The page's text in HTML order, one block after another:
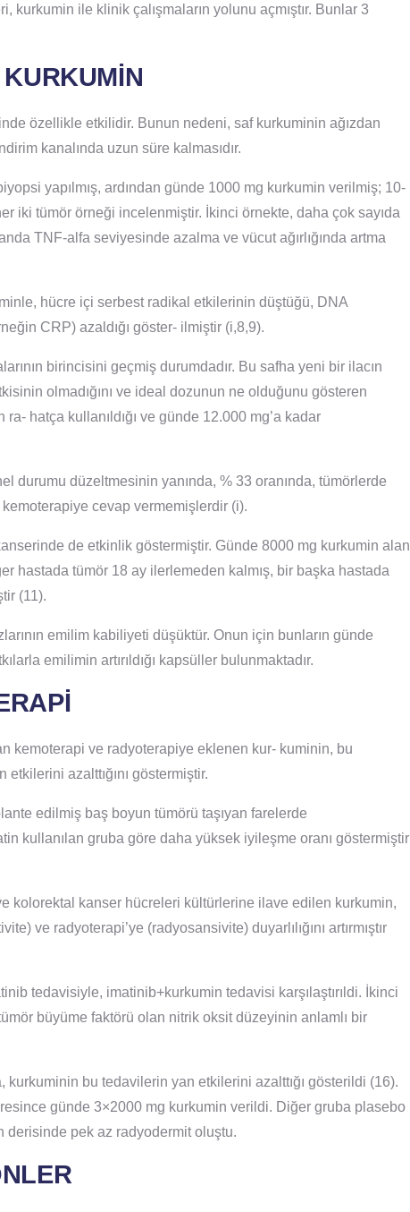
kurkumin ile klinik çalışmaların yolunu açmıştır. Bunlar 3
özellikle etkilidir. Bunun nedeni, saf kurkuminin ağızdan
kanalında uzun süre kalmasıdır.
yapılmış, ardından günde 1000 mg kurkumin verilmiş; 10-
iki tümör örneği incelenmiştir. İkinci örnekte, daha çok sayıda
TNF-alfa seviyesinde azalma ve vücut ağırlığında artma
hücre içi serbest radikal etkilerinin düştüğü, DNA
CRP) azaldığı göster- ilmiştir (i,8,9).
birincisini geçmiş durumdadır. Bu safha yeni bir ilacın
olmadığını ve ideal dozunun ne olduğunu gösteren
hatça kullanıldığı ve günde 12.000 mg’a kadar
durumu düzeltmesinin yanında, % 33 oranında, tümörlerde
kemoterapiye cevap vermemişlerdir (i).
de etkinlik göstermiştir. Günde 8000 mg kurkumin alan
hastada tümör 18 ay ilerlemeden kalmış, bir başka hastada
(11).
emilim kabiliyeti düşüktür. Onun için bunların günde
emilimin artırıldığı kapsüller bulunmaktadır.
kemoterapi ve radyoterapiye eklenen kur- kuminin, bu
azalttığını göstermiştir.
edilmiş baş boyun tümörü taşıyan farelerde
kullanılan gruba göre daha yüksek iyileşme oranı göstermiştir
kolorektal kanser hücreleri kültürlerine ilave edilen kurkumin,
ve radyoterapi’ye (radyosansivite) duyarlılığını artırmıştır
tedavisiyle, imatinib+kurkumin tedavisi karşılaştırıldi. İkinci
büyüme faktörü olan nitrik oksit düzeyinin anlamlı bir
bu tedavilerin yan etkilerini azalttığı gösterildi (16).
günde 3×2000 mg kurkumin verildi. Diğer gruba plasebo
derisinde pek az radyodermit oluştu.